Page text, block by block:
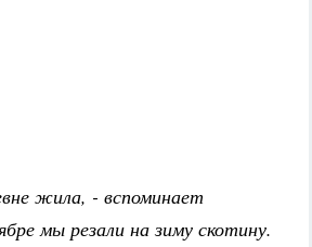
жила, - вспоминает
мы резали на зиму скотину.